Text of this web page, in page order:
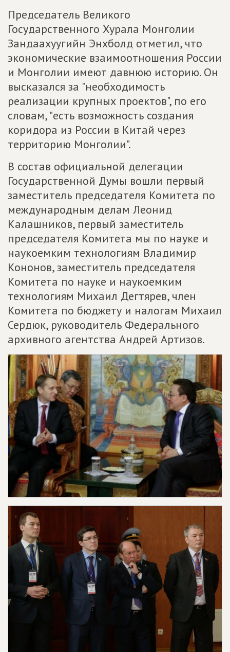
Председатель Великого
Государственного Хурала Монголии
Зандаахуугийн Энхболд отметил, что
экономические взаимоотношения России
и Монголии имеют давнюю историю. Он
высказался за "необходимость
реализации крупных проектов", по его
словам, "есть возможность создания
коридора из России в Китай через
территорию Монголии".
В состав официальной делегации
Государственной Думы вошли первый
заместитель председателя Комитета по
международным делам Леонид
Калашников, первый заместитель
председателя Комитета мы по науке и
наукоемким технологиям Владимир
Кононов, заместитель председателя
Комитета по науке и наукоемким
технологиям Михаил Дегтярев, член
Комитета по бюджету и налогам Михаил
Сердюк, руководитель Федерального
архивного агентства Андрей Артизов.